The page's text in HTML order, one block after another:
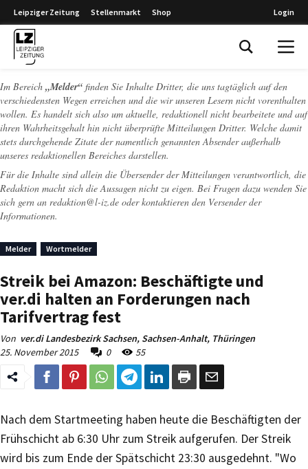
Leipziger Zeitung Stellenmarkt Shop Login
Im Bereich „Melder“ finden Sie Inhalte Dritter, die uns tagtäglich auf den
verschiedensten Wegen erreichen und die wir unseren Lesern nicht vorenthalten
wollen. Es handelt sich also um aktuelle, redaktionell nicht bearbeitete und auf
ihren Wahrheitsgehalt hin nicht überprüfte Mitteilungen Dritter. Welche damit
stets durchgehende Zitate der namentlich genannten Absender außerhalb
unseres redaktionellen Bereiches darstellen.
Für die Inhalte sind allein die Übersender der Mitteilungen verantwortlich, die
Redaktion macht sich die Aussagen nicht zu eigen. Bei Fragen dazu wenden Sie
sich gern an redaktion@l-iz.de oder kontaktieren den Versender der
Informationen.
Melder Wortmelder
Streik bei Amazon: Beschäftigte und
ver.di halten an Forderungen nach
Tarifvertrag fest
Von ver.di Landesbezirk Sachsen, Sachsen-Anhalt, Thüringen
25. November 2015
0 55
Nach dem Startmeeting haben heute die Beschäftigten der
Frühschicht ab 6:30 Uhr zum Streik aufgerufen. Der Streik
wird bis zum Ende der Spätschicht 23:30 ausgedehnt. "Wo